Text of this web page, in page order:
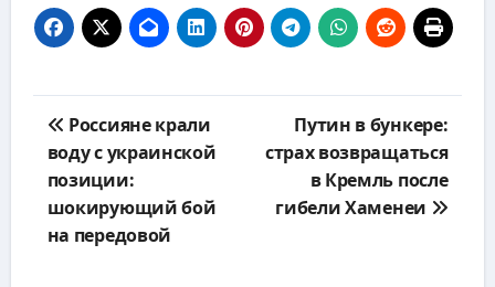
по
записям
Россияне крали
воду с украинской
позиции:
шокирующий бой
на передовой
Путин в бункере:
страх возвращаться
в Кремль после
гибели Хаменеи